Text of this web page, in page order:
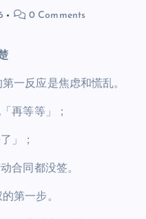
0 Comments
一反应是焦虑和慌乱。
再等等」；
」；
合同都没签。
第一步。